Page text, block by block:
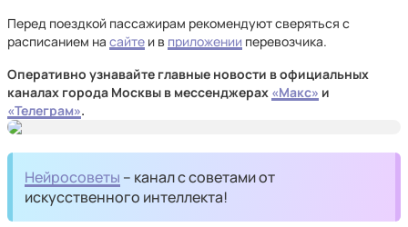
Перед поездкой пассажирам рекомендуют сверяться с
расписанием на сайте и в приложении перевозчика.
Оперативно узнавайте главные новости в официальных
каналах города Москвы в мессенджерах «Макс» и
«Телеграм».
Нейросоветы – канал с советами от
искусственного интеллекта!